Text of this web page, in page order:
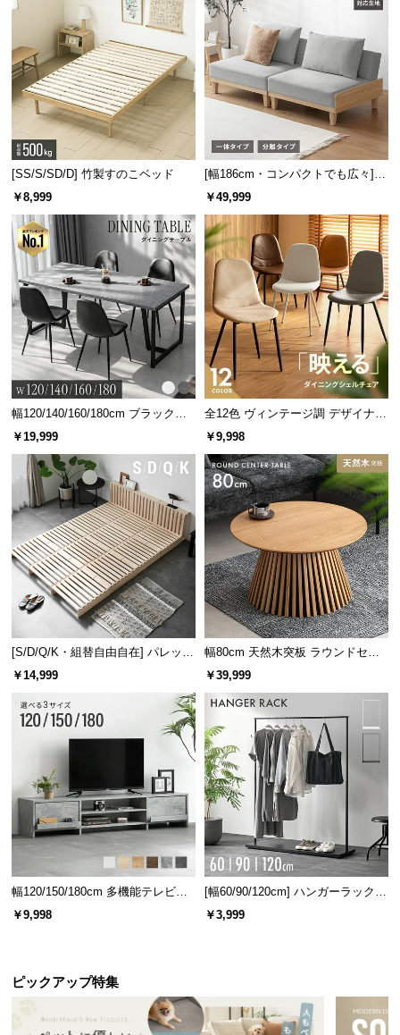
[SS/S/SD/D] 竹製すのこベッド
￥8,999
[幅186cm・コンパクトでも広々] 3
人掛けソファベッド リクライニン
￥49,999
幅120/140/160/180cm ブラックフ
レーム ダイニング 大理石調 4人掛
￥19,999
全12色 ヴィンテージ調 デザイナー
ズシェルチェア
￥9,998
[S/D/Q/K・組替自由自在] パレット
ベッド 8/12/16枚セット
￥14,999
幅80cm 天然木突板 ラウンドセン
ターテーブル 美しい格子デザイン
￥39,999
幅120/150/180cm 多機能テレビボ
ード 木目/石目調 オープン収納・
引き出し収納付き
￥9,998
[幅60/90/120cm] ハンガーラック
スチール 4段階高さ調節 サイドフ
ック オープンラック シンプル
￥3,999
ピックアップ特集